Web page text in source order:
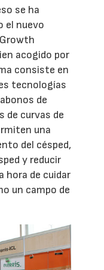
se ha
el nuevo
acogido por
consiste en
tecnologías
de
de curvas de
una
del césped,
y reducir
hora de cuidar
un campo de